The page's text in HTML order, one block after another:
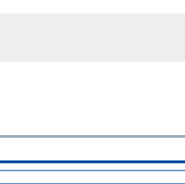
を使用し掲載致しております。
のでご了承下さいませ。